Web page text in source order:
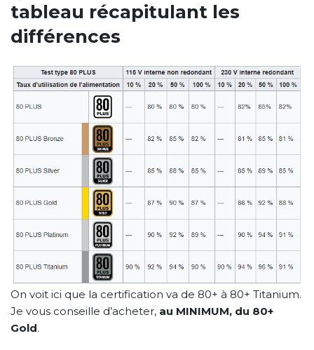
tableau récapitulant les
différences
On voit ici que la certification va de 80+ à 80+ Titanium.
Je vous conseille d’acheter, au MINIMUM, du 80+
Gold.